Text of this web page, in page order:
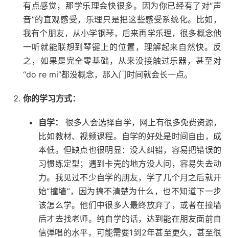
有点感觉，那学乐理会快很多。因为你已经有了对“声
音”的直观感受，乐理只是把这些感受系统化。比如，
我有个朋友，从小学钢琴，后来再学乐理，很多概念他
一听就能联想到琴键上的位置，理解起来自然快。反
之，如果是完全零基础，从来没接触过乐器，甚至对
“do re mi”都没概念，那入门时间就会长一点。
你的学习方式：
自学：
很多人会选择自学，网上有很多免费资源，
比如教材、视频课程。自学的好处是时间自由，成
本低。但缺点也很明显：没人纠错，容易把错误的
习惯练定型；遇到卡壳的地方没人问，容易失去动
力。我见过不少自学的朋友，学了几个月之后就开
始“撞墙”，因为搞不清楚为什么，也不知道下一步
该怎么学。他们中很多人最终放弃了，或者在撞墙
后才去找老师。纯自学的话，达到能在朋友面前自
信弹唱的水平，可能需要1到2年甚至更久，甚至很